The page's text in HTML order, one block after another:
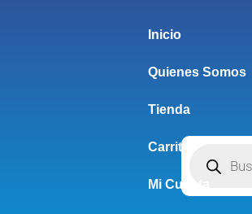
Inicio
Quienes Somos
Tienda
Carrito
Mi Cuenta